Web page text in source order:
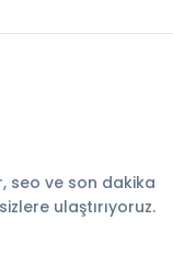
seo ve son dakika
ulaştırıyoruz.